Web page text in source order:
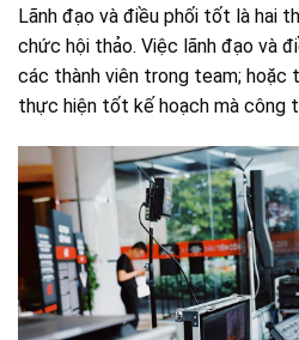
Lãnh đạo và điều phối tốt là hai
chức hội thảo. Việc lãnh đạo và
các thành viên trong team; hoặc
thực hiện tốt kế hoạch mà công